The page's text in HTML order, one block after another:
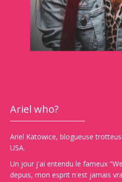
Ariel who?
Ariel Katowice, blogueuse
USA.
Un jour j'ai entendu le fameux
depuis, mon esprit n'est jamais